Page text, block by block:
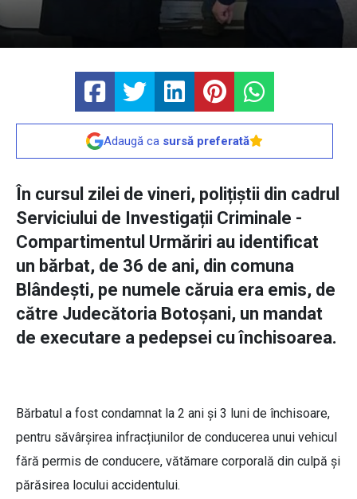
Adaugă ca sursă preferată
În cursul zilei de vineri, polițiștii din cadrul
Serviciului de Investigații Criminale -
Compartimentul Urmăriri au identificat
un bărbat, de 36 de ani, din comuna
Blândești, pe numele căruia era emis, de
către Judecătoria Botoșani, un mandat
de executare a pedepsei cu închisoarea.
Bărbatul a fost condamnat la 2 ani și 3 luni de închisoare,
pentru săvârșirea infracțiunilor de conducerea unui vehicul
fără permis de conducere, vătămare corporală din culpă și
părăsirea locului accidentului.